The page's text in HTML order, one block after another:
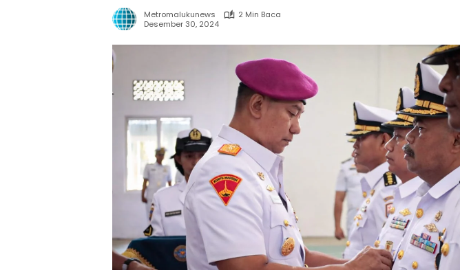
Metromalukunews
2 Min Baca
Desember 30, 2024